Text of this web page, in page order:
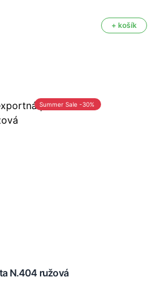
+ košík
Summer Sale -30%
N.404 ružová